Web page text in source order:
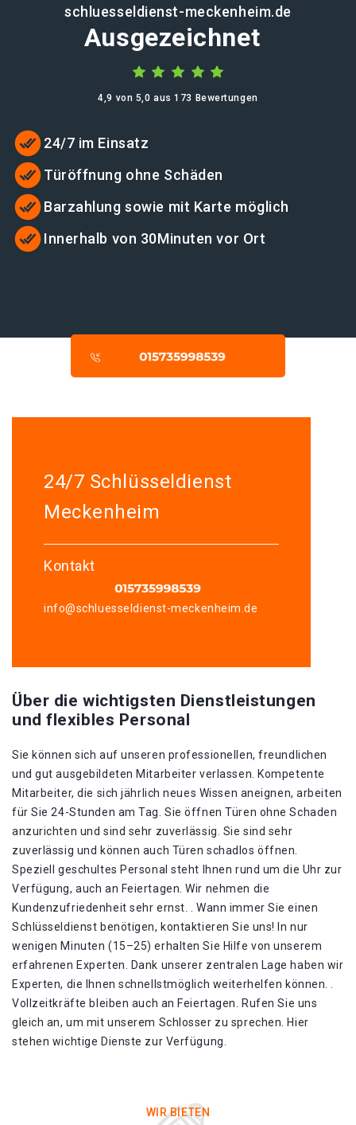
schluesseldienst-meckenheim.de
Ausgezeichnet
4,9 von 5,0 aus 173 Bewertungen
24/7 im Einsatz
Türöffnung ohne Schäden
Barzahlung sowie mit Karte möglich
Innerhalb von 30Minuten vor Ort
24/7 Schlüsseldienst
Meckenheim
Kontakt
info@schluesseldienst-meckenheim.de
Über die wichtigsten Dienstleistungen
und flexibles Personal
Sie können sich auf unseren professionellen, freundlichen
und gut ausgebildeten Mitarbeiter verlassen. Kompetente
Mitarbeiter, die sich jährlich neues Wissen aneignen, arbeiten
für Sie 24-Stunden am Tag. Sie öffnen Türen ohne Schaden
anzurichten und sind sehr zuverlässig. Sie sind sehr
zuverlässig und können auch Türen schadlos öffnen.
Speziell geschultes Personal steht Ihnen rund um die Uhr zur
Verfügung, auch an Feiertagen. Wir nehmen die
Kundenzufriedenheit sehr ernst. . Wann immer Sie einen
Schlüsseldienst benötigen, kontaktieren Sie uns! In nur
wenigen Minuten (15–25) erhalten Sie Hilfe von unserem
erfahrenen Experten. Dank unserer zentralen Lage haben wir
Experten, die Ihnen schnellstmöglich weiterhelfen können. .
Vollzeitkräfte bleiben auch an Feiertagen. Rufen Sie uns
gleich an, um mit unserem Schlosser zu sprechen. Hier
stehen wichtige Dienste zur Verfügung.
WIR BIETEN